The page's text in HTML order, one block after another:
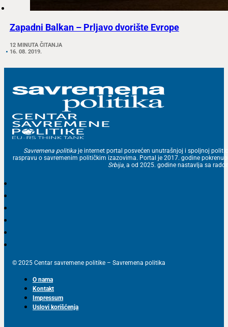
Zapadni Balkan – Prljavo dvorište Evrope
12 MINUTA ČITANJA
16. 08. 2019.
Savremena politika je internet portal posvećen unutrašnjoj i spoljnoj
raspravu o savremenim političkim izazovima. Portal je 2017. godine
Srbija, a od 2025. godine nastavlja sa
© 2025 Centar savremene politike – Savremena politika
O nama
Kontakt
Impressum
Uslovi korišćenja